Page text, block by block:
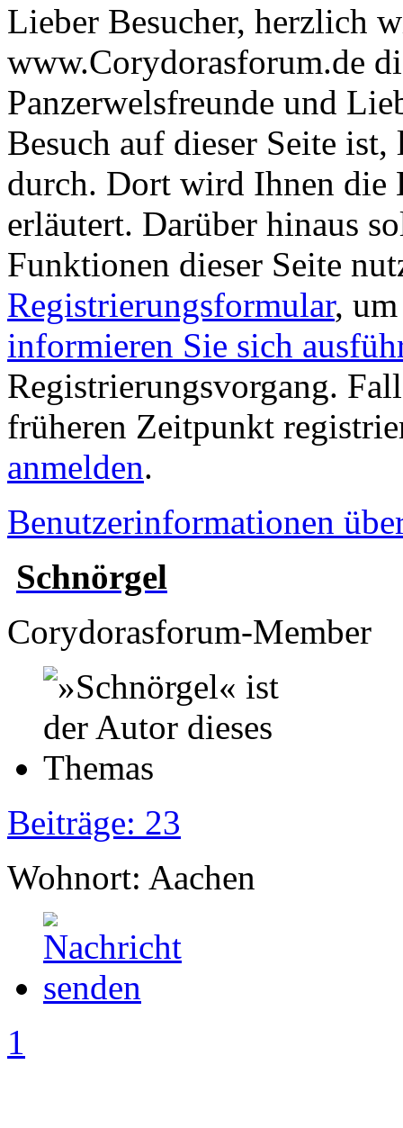
Lieber Besucher, herzlich
www.Corydorasforum.de
Panzerwelsfreunde und
Besuch auf dieser Seite
durch. Dort wird Ihnen die
erläutert. Darüber hinaus
Funktionen dieser Seite
Registrierungsformular,
informieren Sie sich
Registrierungsvorgang.
früheren Zeitpunkt
anmelden.
Benutzerinformationen
Schnörgel
Corydorasforum-Member
Beiträge: 23
Wohnort: Aachen
1